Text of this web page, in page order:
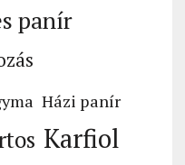
panír
Házi panír
Karfiol